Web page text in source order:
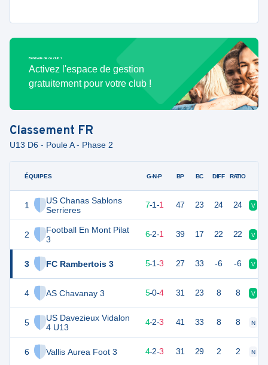
Bénévole de ce club ?
Activez l'espace de gestion
gratuitement pour votre club !
Classement FR
U13 D6 - Poule A - Phase 2
ÉQUIPES
1
US Chanas Sablons
Serrieres
2
Football En Mont Pilat
3
3 FC Rambertois 3
4 AS Chavanay 3
5
US Davezieux Vidalon
4 U13
6 Vallis Aurea Foot 3
G-N-P BP BC DIFF RATIO
22 7-1-1 47 23 24 24 V
20 9 6-2-1 39 17 22 22 V
16 5-1-3 27 33 -6 -6 V
5-0-4 31 23 8 8 V
14 9 4-2-3 41 33 8 8 N
14 4-2-3 31 29 2 2 N